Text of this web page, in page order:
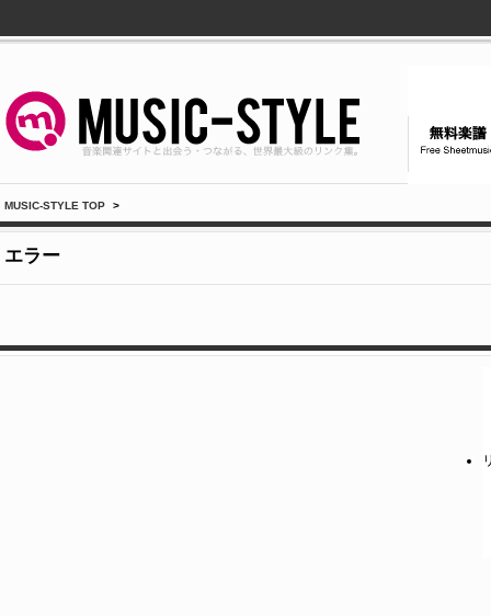
MUSIC-STYLE TOP >
エラー